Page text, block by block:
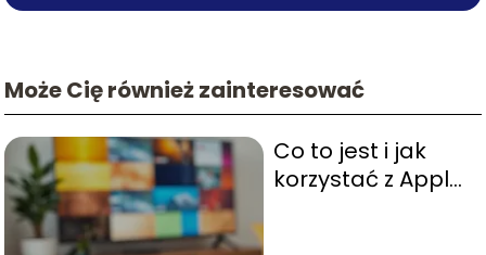
Może Cię również zainteresować
Co to jest i jak
korzystać z Apple